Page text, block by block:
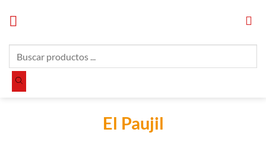
productos
El Paujil